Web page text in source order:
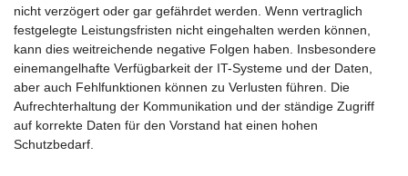
nicht verzögert oder gar gefährdet werden. Wenn vertraglich
festgelegte Leistungsfristen nicht eingehalten werden können,
kann dies weitreichende negative Folgen haben. Insbesondere
einemangelhafte Verfügbarkeit der IT-Systeme und der Daten,
aber auch Fehlfunktionen können zu Verlusten führen. Die
Aufrechterhaltung der Kommunikation und der ständige Zugriff
auf korrekte Daten für den Vorstand hat einen hohen
Schutzbedarf.